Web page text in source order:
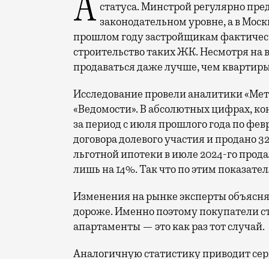
статуса. Минстрой регулярно
законодательном уровне, а в
прошлом году застройщикам
строительство таких ЖК. Несмотря на
продаваться даже лучше, чем
Исследование провели аналитики
«Ведомости». В абсолютных цифрах,
за период с июля прошлого года по
договора долевого участия и продано
льготной ипотеки в июле 2024-го
лишь на 14%. Так что по этим
Изменения на рынке эксперты
дороже. Именно поэтому покупатели
апартаменты — это как раз тот случай.
Аналогичную статистику приводит